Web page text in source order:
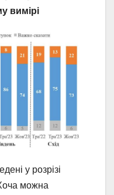
вимірі
у розрізі
можна